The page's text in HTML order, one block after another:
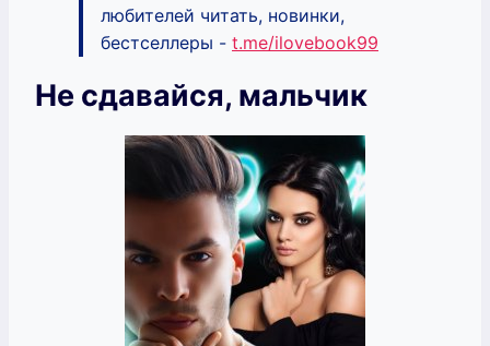
любителей читать, новинки,
бестселлеры - t.me/ilovebook99
Не сдавайся, мальчик